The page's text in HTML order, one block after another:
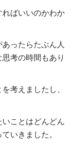
ばいいのかわか
ったらたぶん人
考の時間もあり
考えましたし、
ことはどんどん
いきました。